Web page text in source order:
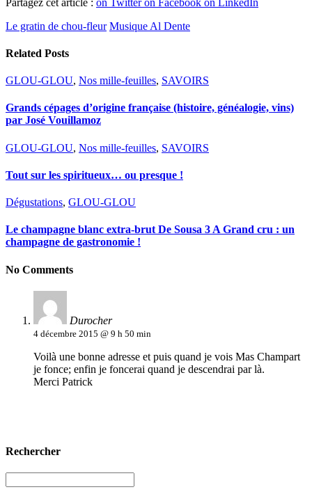
Le gratin de chou-fleur Musique Al Dente
Related Posts
GLOU-GLOU, Nos mille-feuilles, SAVOIRS
Grands cépages d’origine française (histoire, généalogie, vins)
par José Vouillamoz
GLOU-GLOU, Nos mille-feuilles, SAVOIRS
Tout sur les spiritueux… ou presque !
Dégustations, GLOU-GLOU
Le champagne blanc extra-brut De Sousa 3 A Grand cru : un
champagne de gastronomie !
No Comments
Durocher
4 décembre 2015 @ 9 h 50 min
Voilà une bonne adresse et puis quand je vois Mas Champart
je fonce; enfin je foncerai quand je descendrai par là.
Merci Patrick
Rechercher